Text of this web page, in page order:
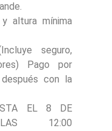
altura mínima
seguro,
Pago por
con la
EL 8 DE
12:00